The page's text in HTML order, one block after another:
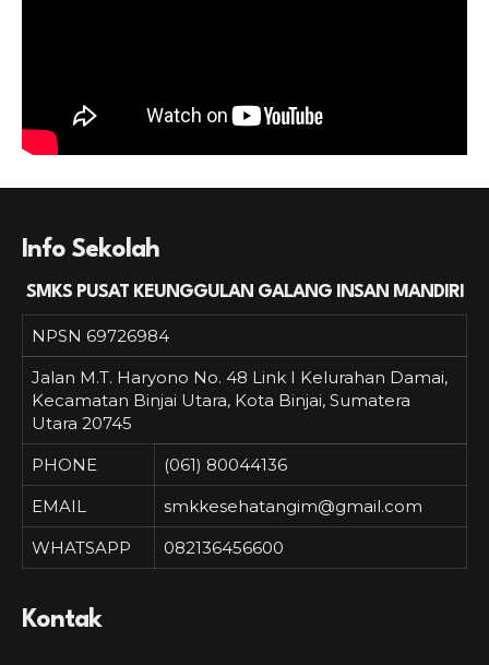
Info Sekolah
SMKS PUSAT KEUNGGULAN GALANG INSAN MANDIRI
NPSN 69726984
Jalan M.T. Haryono No. 48 Link I Kelurahan Damai,
Kecamatan Binjai Utara, Kota Binjai, Sumatera
Utara 20745
PHONE
(061) 80044136
EMAIL
smkkesehatangim@gmail.com
WHATSAPP
082136456600
Kontak